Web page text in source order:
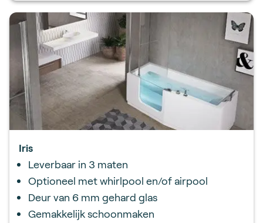
Iris
Leverbaar in 3 maten
Optioneel met whirlpool en/of airpool
Deur van 6 mm gehard glas
Gemakkelijk schoonmaken